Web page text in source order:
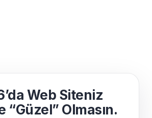
Web Siteniz
“Güzel” Olmasın.